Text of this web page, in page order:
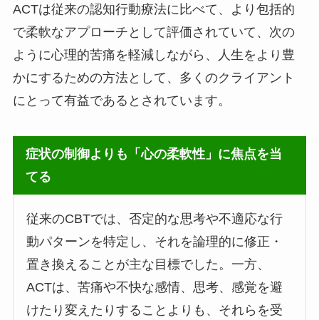
ACTは従来の認知行動療法に比べて、より包括的
で柔軟なアプローチとして評価されていて、次の
ように心理的苦痛を軽減しながら、人生をより豊
かにするための方法として、多くのクライアント
にとって有益であるとされています。
症状の制御よりも「心の柔軟性」に焦点を当
てる
従来のCBTでは、否定的な思考や不適応な行
動パターンを特定し、それを論理的に修正・
置き換えることが主な目標でした。一方、
ACTは、苦痛や不快な感情、思考、感覚を避
けたり変えたりすることよりも、それらを受